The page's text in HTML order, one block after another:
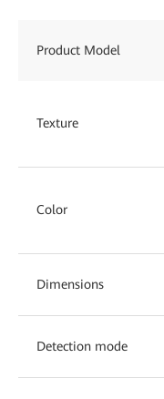
Product Model
Texture
Color
Dimensions
Detection mode